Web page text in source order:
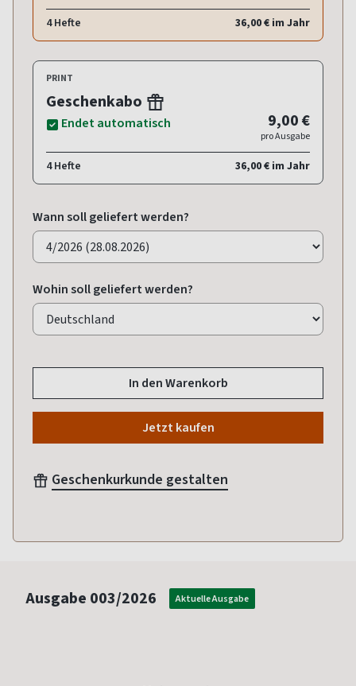
4 Hefte 36,00 € im Jahr
PRINT
Geschenkabo
Endet automatisch 9,00 €
pro Ausgabe
4 Hefte 36,00 € im Jahr
Wann soll geliefert werden?
Wohin soll geliefert werden?
In den Warenkorb
Jetzt kaufen
Geschenkurkunde gestalten
Ausgabe 003/2026 Aktuelle Ausgabe